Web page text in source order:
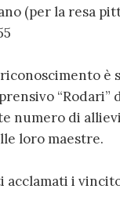
(per la resa
è
“Rodari”
numero di
loro maestre.
acclamati i